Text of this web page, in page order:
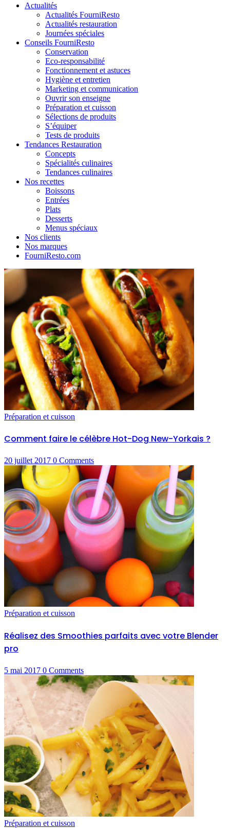
Actualités
Actualités FourniResto
Actualités restauration
Journées spéciales
Conseils FourniResto
Conservation
Eco-responsabilité
Fonctionnement et astuces
Hygiène et entretien
Marketing et communication
Ouvrir son enseigne
Préparation et cuisson
Sélections de produits
S’équiper
Tests de produits
Tendances Restauration
Concepts
Spécialités culinaires
Tendances culinaires
Nos recettes
Boissons
Entrées
Plats
Desserts
Menus spéciaux
Nos clients
Nos marques
FourniResto.com
Préparation et cuisson
Comment faire le célèbre Hot-Dog New-Yorkais ?
20 juillet 2017 0 Comments
Préparation et cuisson
Réalisez des Smoothies parfaits avec votre Blender
pro
5 mai 2017 0 Comments
Préparation et cuisson